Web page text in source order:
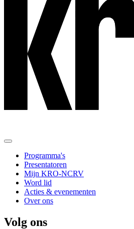
Programma's
Presentatoren
Mijn KRO-NCRV
Word lid
Acties & evenementen
Over ons
Volg ons